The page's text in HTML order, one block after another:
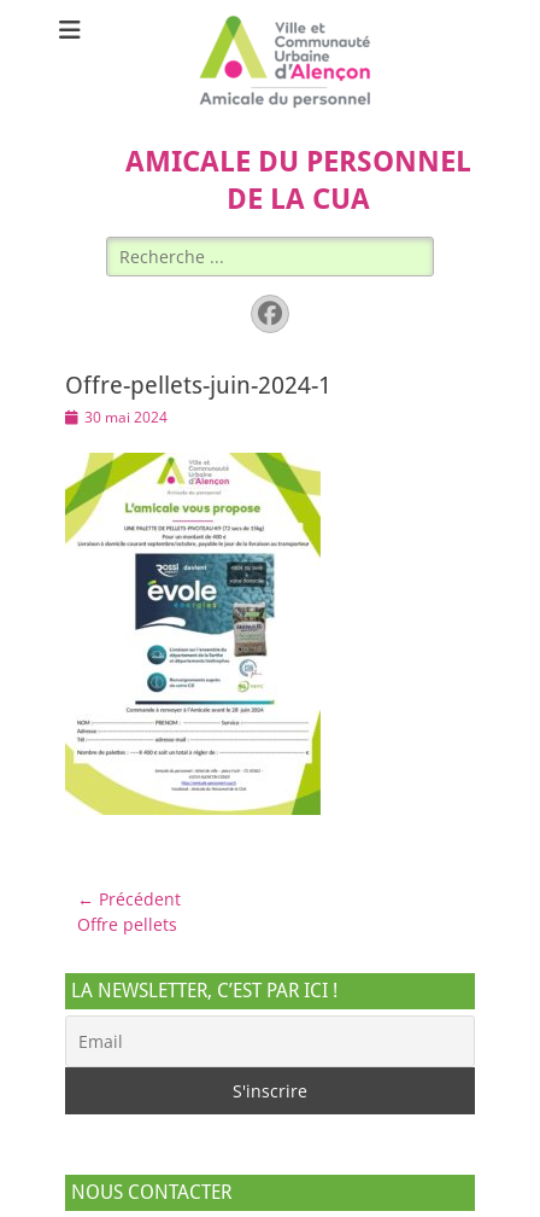
AMICALE DU PERSONNEL
DE LA CUA
Rechercher :
Facebook
Offre-pellets-juin-2024-1
Posted
30 mai 2024
Navigation
de
← Précédent
Article
Offre pellets
LA NEWSLETTER, C’EST PAR ICI !
NOUS CONTACTER